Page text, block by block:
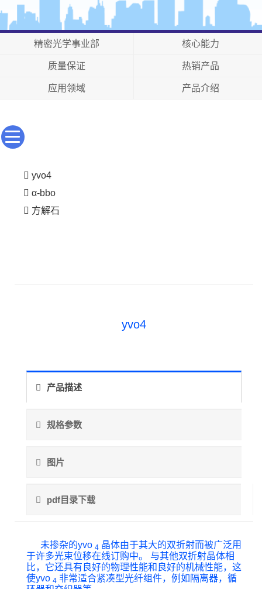
精密光学事业部 核心能力
质量保证 热销产品
应用领域 产品介绍
yvo4
α-bbo
方解石
yvo4
产品描述
规格参数
图片
pdf目录下载
未掺杂的yvo 4 晶体由于其大的双折射而被广泛用
于许多光束位移在线订购中。 与其他双折射晶体相
比，它还具有良好的物理性能和良好的机械性能，这
使yvo 4 非常适合紧凑型光纤组件，例如隔离器，循